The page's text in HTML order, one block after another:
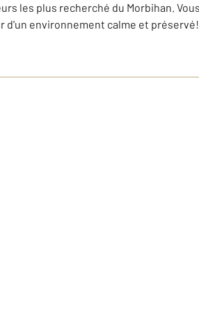
les plus recherché du Morbihan.
environnement calme et préservé!